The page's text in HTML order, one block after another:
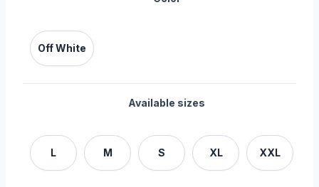
Off White
Available sizes
L M S XL XXL